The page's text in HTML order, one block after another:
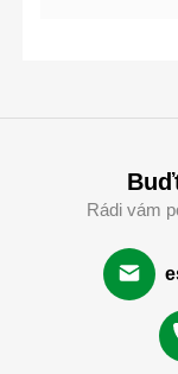
Rádi vám